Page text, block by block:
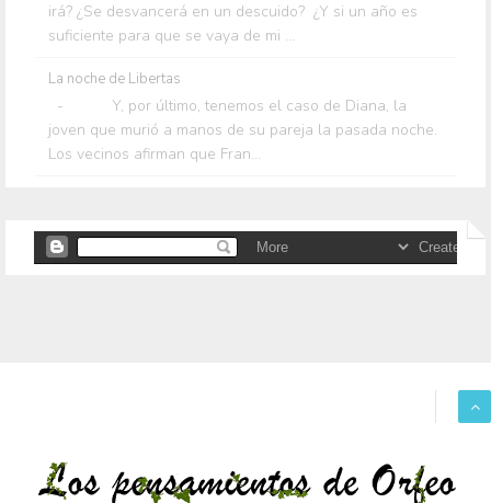
irá? ¿Se desvancerá en un descuido? ¿Y si un año es
suficiente para que se vaya de mi ...
La noche de Libertas
- Y, por último, tenemos el caso de Diana, la
joven que murió a manos de su pareja la pasada noche.
Los vecinos afirman que Fran...